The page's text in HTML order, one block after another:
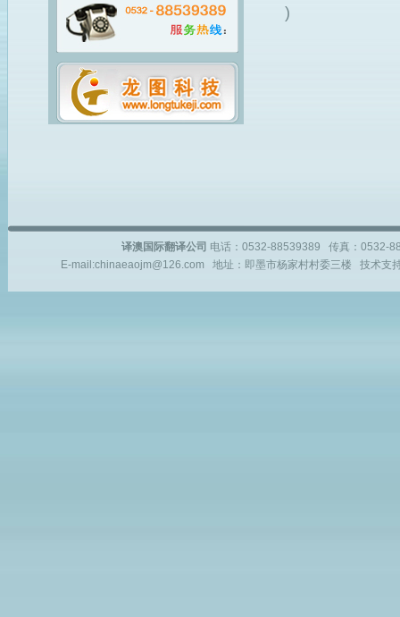
)
译澳国际翻译公司 电话：0532-88539389 传真：
E-mail:chinaeaojm@126.com 地址：即墨市杨家村村委三楼 技术支